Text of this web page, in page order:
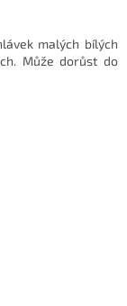
malých bílých
Může dorůst do